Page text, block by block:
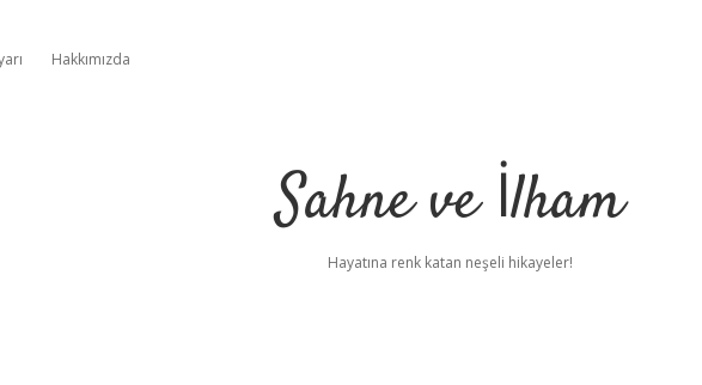
Hakkımızda
Sahne ve İlham
Hayatına renk katan neşeli hikayeler!